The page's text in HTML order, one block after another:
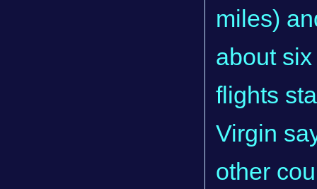
miles)
about
flights
Virgin
other